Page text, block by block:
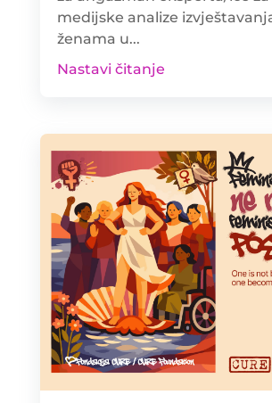
medijske analize
ženama u...
Nastavi čitanje